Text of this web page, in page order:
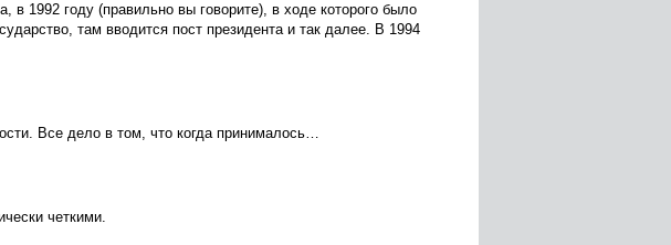
1992 году (правильно вы говорите), в ходе которого было
там вводится пост президента и так далее. В 1994
Все дело в том, что когда принималось…
четкими.